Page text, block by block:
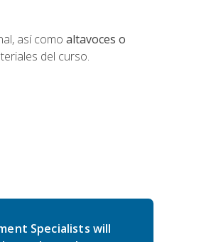
así como altavoces o
del curso.
Specialists will